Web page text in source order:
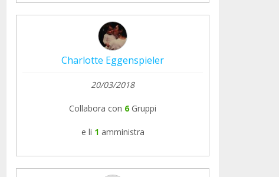
Charlotte Eggenspieler
20/03/2018
Collabora con 6Gruppi
e li 1 amministra